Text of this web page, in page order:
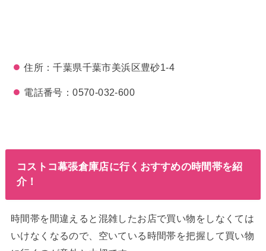
住所：千葉県千葉市美浜区豊砂1-4
電話番号：0570-032-600
コストコ幕張倉庫店に行くおすすめの時間帯を紹
介！
時間帯を間違えると混雑したお店で買い物をしなくては
いけなくなるので、空いている時間帯を把握して買い物